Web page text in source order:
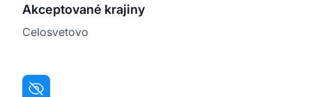
Akceptované krajiny
Celosvetovo